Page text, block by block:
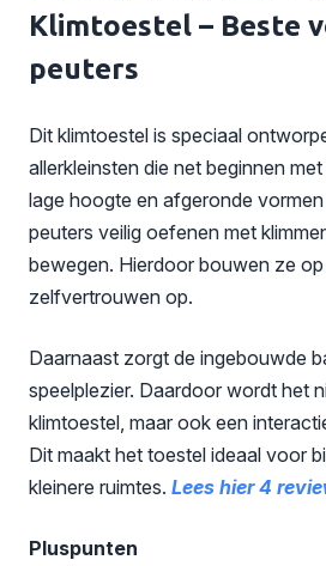
Klimtoestel – Beste
peuters
Dit klimtoestel is speciaal
allerkleinsten die net beginnen
lage hoogte en afgeronde
peuters veilig oefenen met
bewegen. Hierdoor bouwen ze
zelfvertrouwen op.
Daarnaast zorgt de ingebouwde
speelplezier. Daardoor wordt het
klimtoestel, maar ook een
Dit maakt het toestel ideaal voor
kleinere ruimtes. Lees hier 4
Pluspunten